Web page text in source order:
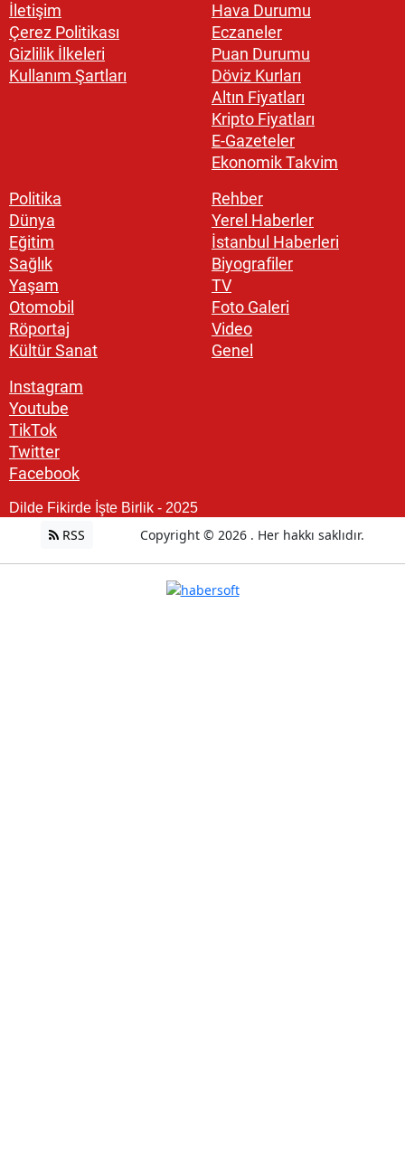
İletişim
Çerez Politikası
Gizlilik İlkeleri
Kullanım Şartları
Hava Durumu
Eczaneler
Puan Durumu
Döviz Kurları
Altın Fiyatları
Kripto Fiyatları
E-Gazeteler
Ekonomik Takvim
Politika
Dünya
Eğitim
Sağlık
Yaşam
Otomobil
Röportaj
Kültür Sanat
Rehber
Yerel Haberler
İstanbul Haberleri
Biyografiler
TV
Foto Galeri
Video
Genel
Instagram
Youtube
TikTok
Twitter
Facebook
Dilde Fikirde İşte Birlik - 2025
RSS Copyright © 2026 . Her hakkı saklıdır.